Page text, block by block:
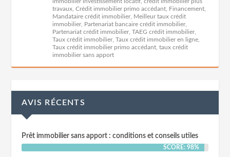
travaux ,Crédit immobilier primo accédant Financement
Mandataire crédit immobilier Meilleur taux crédit
immobilier Partenariat bancaire crédit immobilier
Partenariat crédit immobilier ,TAEG crédit immobilier
Taux crédit immobilier ,Taux crédit immobilier en ligne
Taux crédit immobilier primo accédant ,taux crédit
immobilier sans apport
AVIS RÉCENTS
Prêt immobilier sans apport : conditions et conseils utiles
SCORE: 98%